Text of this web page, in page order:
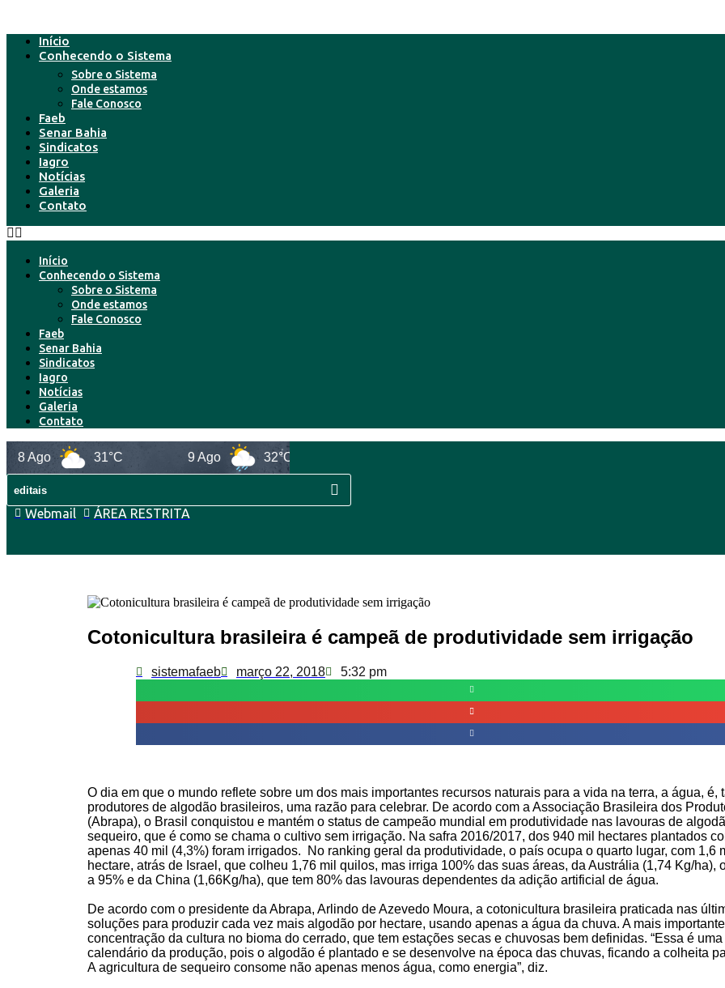
Início
Conhecendo o Sistema
Sobre o Sistema
Onde estamos
Fale Conosco
Faeb
Senar Bahia
Sindicatos
Iagro
Notícias
Galeria
Contato
Início
Conhecendo o Sistema
Sobre o Sistema
Onde estamos
Fale Conosco
Faeb
Senar Bahia
Sindicatos
Iagro
Notícias
Galeria
Contato
31°C 9 Ago 32°C
Webmail ÁREA RESTRITA
Cotonicultura brasileira é campeã de produtividade sem irrigação
sistemafaeb março 22, 2018 5:32 pm
O dia em que o mundo reflete sobre um dos mais importantes recursos naturais para a vida na terra, a água, é,
produtores de algodão brasileiros, uma razão para celebrar. De acordo com a Associação Brasileira dos
(Abrapa), o Brasil conquistou e mantém o status de campeão mundial em produtividade nas lavouras de
sequeiro, que é como se chama o cultivo sem irrigação. Na safra 2016/2017, dos 940 mil hectares plantados
apenas 40 mil (4,3%) foram irrigados. No ranking geral da produtividade, o país ocupa o quarto lugar, com 1,6
hectare, atrás de Israel, que colheu 1,76 mil quilos, mas irriga 100% das suas áreas, da Austrália (1,74 Kg/ha),
a 95% e da China (1,66Kg/ha), que tem 80% das lavouras dependentes da adição artificial de água.
De acordo com o presidente da Abrapa, Arlindo de Azevedo Moura, a cotonicultura brasileira praticada nas
soluções para produzir cada vez mais algodão por hectare, usando apenas a água da chuva. A mais
concentração da cultura no bioma do cerrado, que tem estações secas e chuvosas bem definidas. “Essa é
calendário da produção, pois o algodão é plantado e se desenvolve na época das chuvas, ficando a colheita
A agricultura de sequeiro consome não apenas menos água, como energia”, diz.